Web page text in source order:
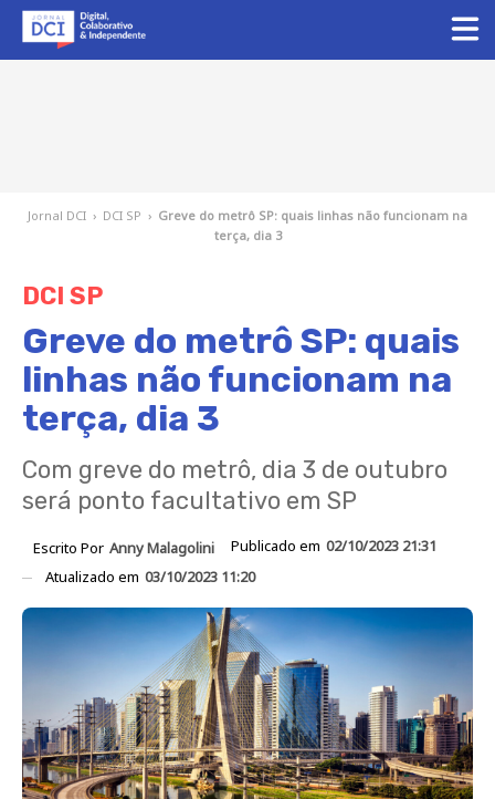
Jornal DCI › DCI SP › Greve do metrô SP: quais linhas não funcionam na
terça, dia 3
DCI SP
Greve do metrô SP: quais
linhas não funcionam na
terça, dia 3
Com greve do metrô, dia 3 de outubro
será ponto facultativo em SP
Escrito Por Anny Malagolini Publicado em 02/10/2023 21:31
Atualizado em 03/10/2023 11:20